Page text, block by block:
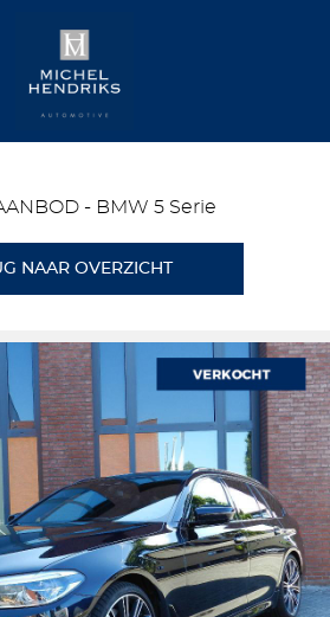
- BMW 5 Serie
NAAR OVERZICHT